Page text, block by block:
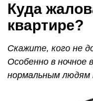
Куда
квартире?
Скажите, кого не
Особенно в ночное
нормальным